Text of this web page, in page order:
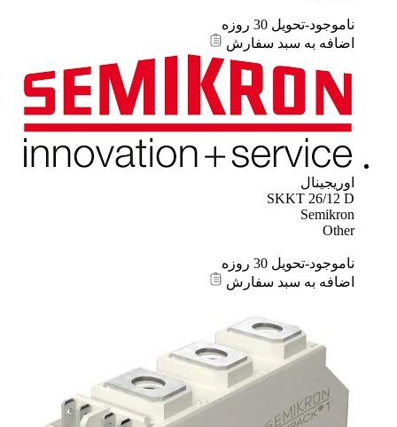
ناموجود-تحویل 30 روزه
اضافه به سبد سفارش
اوریجینال
SKKT 26/12 D
Semikron
Other
ناموجود-تحویل 30 روزه
اضافه به سبد سفارش